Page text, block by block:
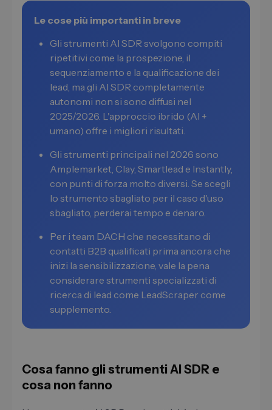
Le cose più importanti in breve
Gli strumenti AI SDR svolgono compiti
ripetitivi come la prospezione, il
sequenziamento e la qualificazione dei
lead, ma gli AI SDR completamente
autonomi non si sono diffusi nel
2025/2026. L'approccio ibrido (AI +
umano) offre i migliori risultati.
Gli strumenti principali nel 2026 sono
Amplemarket, Clay, Smartlead e Instantly,
con punti di forza molto diversi. Se scegli
lo strumento sbagliato per il caso d'uso
sbagliato, perderai tempo e denaro.
Per i team DACH che necessitano di
contatti B2B qualificati prima ancora che
inizi la sensibilizzazione, vale la pena
considerare strumenti specializzati di
ricerca di lead come LeadScraper come
supplemento.
Cosa fanno gli strumenti AI SDR e
cosa non fanno